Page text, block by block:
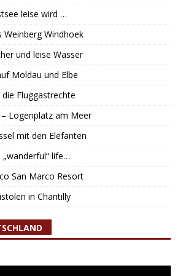
leise wird …
Weinberg Windhoek
und leise Wasser
Moldau und Elbe
Fluggastrechte
Logenplatz am Meer
mit den Elefanten
„wanderful“ life…
San Marco Resort
in Chantilly